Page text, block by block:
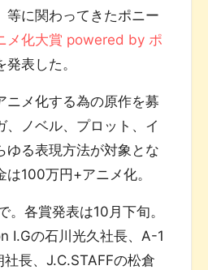
等に関わってきたポニー
メ化大賞 powered by ポ
発表した。
メ化する為の原作を募
、ノベル、プロット、イ
ゆる表現方法が対象とな
は100万円+アニメ化。
各賞発表は10月下旬。
I.Gの石川光久社長、A-1
長、J.C.STAFFの松倉